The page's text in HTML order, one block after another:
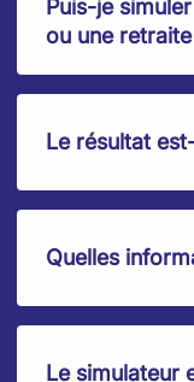
Puis-je
ou une
Le résultat
Quelles
Le simulateur